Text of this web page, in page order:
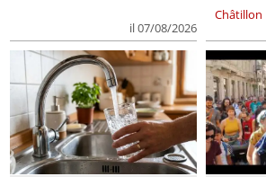
il 07/08/2026
Châtillon